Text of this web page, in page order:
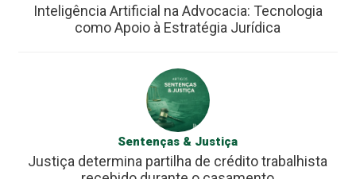
Inteligência Artificial na Advocacia: Tecnologia
como Apoio à Estratégia Jurídica
Sentenças & Justiça
Justiça determina partilha de crédito trabalhista